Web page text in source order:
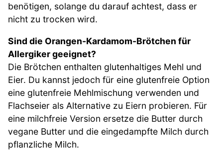
benötigen, solange du darauf achtest, dass er
nicht zu trocken wird.
Sind die Orangen-Kardamom-Brötchen für
Allergiker geeignet?
Die Brötchen enthalten glutenhaltiges Mehl und
Eier. Du kannst jedoch für eine glutenfreie Option
eine glutenfreie Mehlmischung verwenden und
Flachseier als Alternative zu Eiern probieren. Für
eine milchfreie Version ersetze die Butter durch
vegane Butter und die eingedampfte Milch durch
pflanzliche Milch.